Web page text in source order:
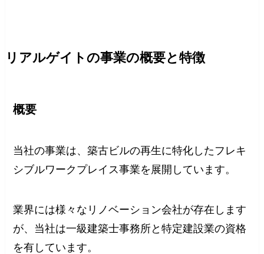
リアルゲイトの事業の概要と特徴
概要
当社の事業は、築古ビルの再生に特化したフレキ
シブルワークプレイス事業を展開しています。
業界には様々なリノベーション会社が存在します
が、当社は一級建築士事務所と特定建設業の資格
を有しています。